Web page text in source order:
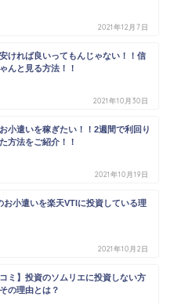
2021年12月7日
ければ良いってもんじゃない！！信
んと見る方法！！
2021年10月30日
小遣いを稼ぎたい！！2週間で利回り
方法をご紹介！！
2021年10月19日
お小遣いを楽天VTIに投資している理
2021年10月2日
コミ】投資のソムリエに投資しない方
の理由とは？